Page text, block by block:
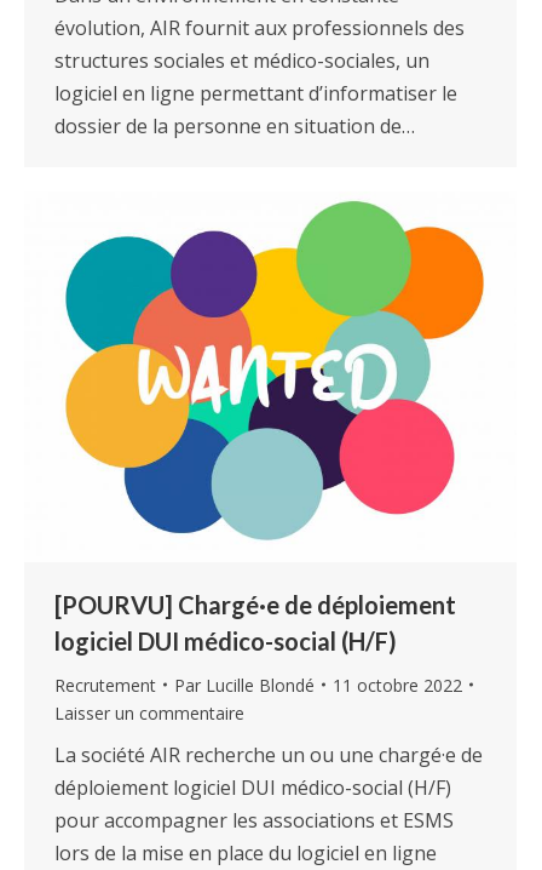
évolution, AIR fournit aux professionnels des
structures sociales et médico-sociales, un
logiciel en ligne permettant d’informatiser le
dossier de la personne en situation de…
[POURVU] Chargé·e de déploiement
logiciel DUI médico-social (H/F)
Recrutement Par Lucille Blondé
11 octobre 2022
Laisser un commentaire
La société AIR recherche un ou une chargé·e de
déploiement logiciel DUI médico-social (H/F)
pour accompagner les associations et ESMS
lors de la mise en place du logiciel en ligne